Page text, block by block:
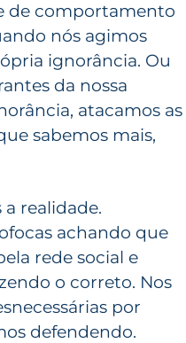
de comportamento
nós agimos
ignorância. Ou
da nossa
atacamos as
sabemos mais,
realidade.
achando que
rede social e
o correto. Nos
por
defendendo.